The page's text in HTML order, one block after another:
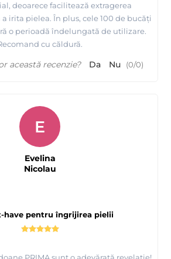
deoarece facilitează extragerea
irita pielea. În plus, cele 100 de bucăți
o perioadă îndelungată de utilizare.
cu căldură.
această recenzie? Da Nu (0/0)
have pentru îngrijirea pielii
PRIMA sunt o adevărată revelație!
E
Evelina
Nicolau